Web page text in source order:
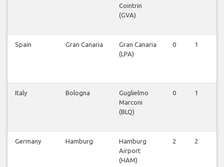
Cointrin
(GVA)
Spain Gran Canaria
Gran Canaria
(LPA)
0 1
Italy Bologna
Guglielmo
Marconi
(BLQ)
0 1
Germany Hamburg
Hamburg
Airport
(HAM)
2 2